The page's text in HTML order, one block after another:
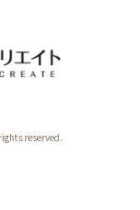
reserved.